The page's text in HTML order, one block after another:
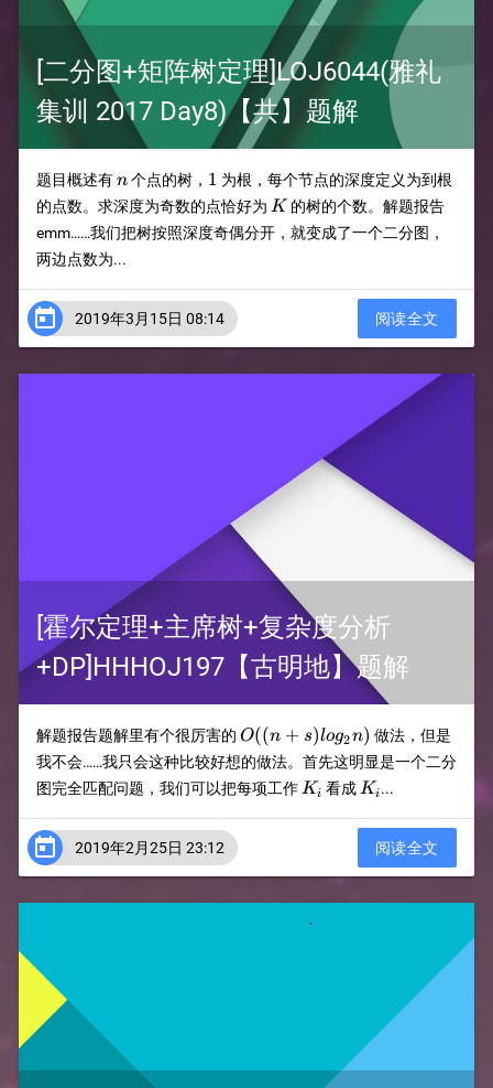
[二分图+矩阵树定理]LOJ6044(雅礼
集训 2017 Day8)【共】题解
题目概述有n
n个点的树， 1
1 为根，每个节点的深度定义为到根
的点数。求深度为奇数的点恰好为 K
K 的树的个数。解题报告
emm……我们把树按照深度奇偶分开，就变成了一个二分图，
两边点数为...
 2019年3月15日 08:14 阅读全文
[霍尔定理+主席树+复杂度分析
+DP]HHHOJ197【古明地】题解
解题报告题解里有个很厉害的 O((n+s)log_2n)​
O((n + s)log2n) 做法，但是
我不会……我只会这种比较好想的做法。首先这明显是一个二分
图完全匹配问题，我们可以把每项工作 K_i
Ki 看成 K_i
Ki...
 2019年2月25日 23:12 阅读全文